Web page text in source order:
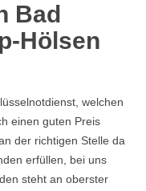
Bad
Hölsen
welchen
einen guten Preis
der richtigen Stelle da
erfüllen, bei uns
steht an oberster